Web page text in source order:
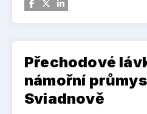
Přechodové
námořní
Sviadnově